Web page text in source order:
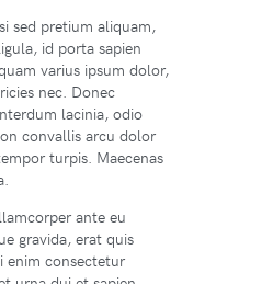
sed pretium aliquam,
id porta sapien
varius ipsum dolor,
nec. Donec
lacinia, odio
convallis arcu dolor
turpis. Maecenas
ante eu
gravida, erat quis
enim consectetur